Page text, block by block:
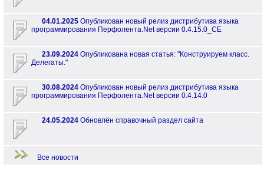
04.01.2025 Опубликован новый релиз дистрибутива языка
программирования Перфолента.Net версии 0.4.15.0_CE
23.09.2024 Опубликована новая статья: "Конструируем класс.
Делегаты."
30.08.2024 Опубликован новый релиз дистрибутива языка
программирования Перфолента.Net версии 0.4.14.0
24.05.2024 Обновлён справочный раздел сайта
Все новости